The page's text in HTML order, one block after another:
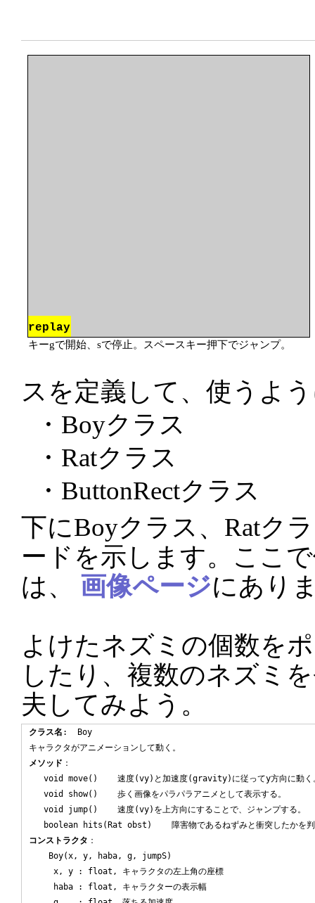
キーgで開始、sで停止。スペースキー押下でジャンプ。
スを定義して、使うよ
・Boyクラス
・Ratクラス
・ButtonRectクラス
下にBoyクラス、Ratク
ードを示します。ここ
は、 画像ページにあり
よけたネズミの個数を
したり、複数のネズミ
夫してみよう。
クラス名 :  Boy
メソッド ：
void move()    速度(vy)と加速度(gravity)に従ってy方向に動く
   void show()    歩く画像をパラパラアニメとして表示する。
   void jump()    速度(vy)を上方向にすることで、ジャンプする。
コンストラクタ ：
    Boy(x, y, haba, g, jumpS)
     x, y : float, キャラクタの左上角の座標
     haba : float, キャラクターの表示幅